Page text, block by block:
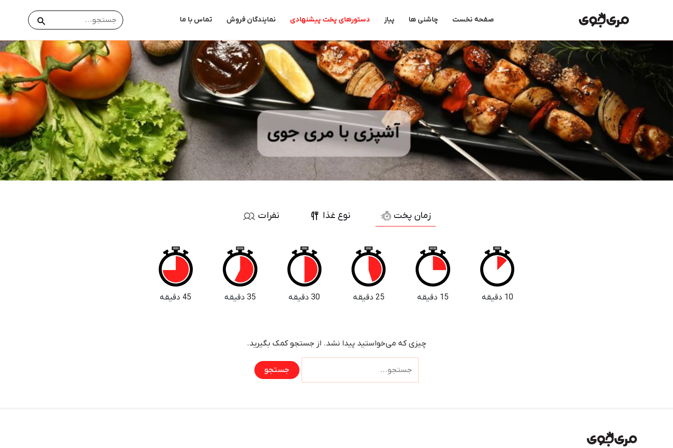
صفحه نخست چاشنی ها پیاز دستورهای پخت پیشنهادی نمایندگان فروش تماس با ما
جستجو
برای:
جستجو
زمان پخت
10 دقیقه 15 دقیقه 25 دقیقه 30 دقیقه 35 دقیقه 45 دقیقه
نوع غذا نفرات
چیزی که می‌خواستید پیدا نشد. از جستجو کمک بگیرید.
برای: